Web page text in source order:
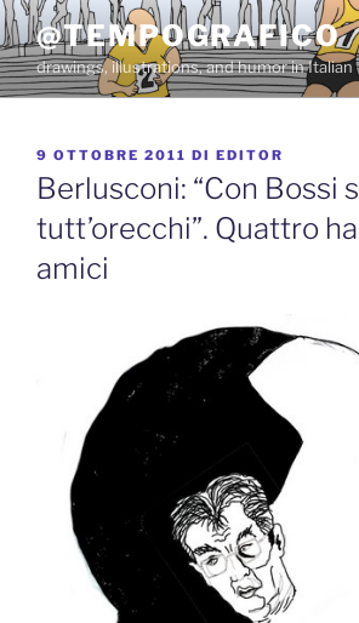
Salta
al
contenuto
@TEMPOGRAFICO
drawings, illustrations, and humor in Italian
PUBBLICATO
IL
9 OTTOBRE 2011 DI EDITOR
Berlusconi: “Con Bossi
tutt’orecchi”. Quattro
amici